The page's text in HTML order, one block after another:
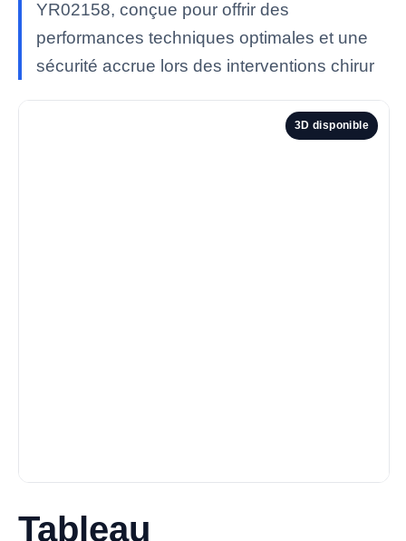
YR02158, conçue pour offrir des
performances techniques optimales et une
sécurité accrue lors des interventions chirur
3D disponible
Tableau